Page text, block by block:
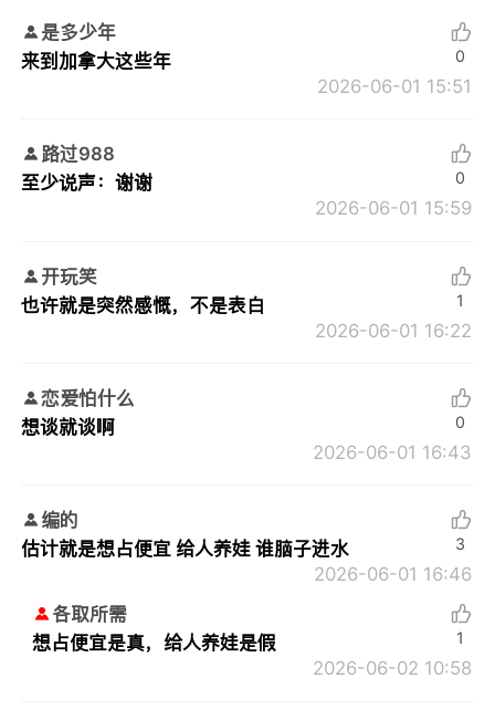
是多少年
来到加拿大这些年
2026-06-01 15:51
0
路过988
至少说声：谢谢
2026-06-01 15:59
0
开玩笑
也许就是突然感慨，不是表白
2026-06-01 16:22
1
恋爱怕什么
想谈就谈啊
2026-06-01 16:43
0
编的
估计就是想占便宜 给人养娃 谁脑子进水
2026-06-01 16:46
3
各取所需
想占便宜是真，给人养娃是假
2026-06-02 10:58
1